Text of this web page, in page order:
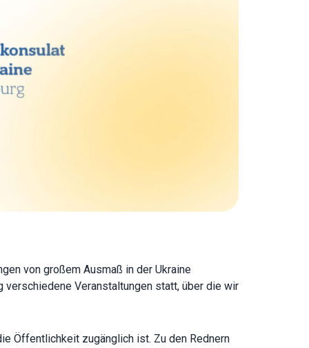
von großem Ausmaß in der Ukraine
verschiedene Veranstaltungen statt, über die wir
Öffentlichkeit zugänglich ist. Zu den Rednern